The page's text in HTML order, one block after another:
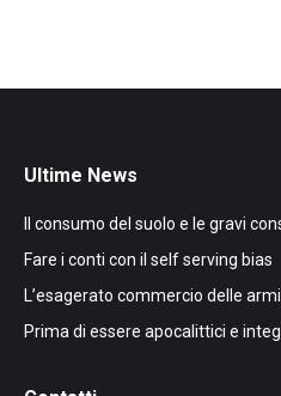
Ultime News
Il consumo del suolo e le gravi
Fare i conti con il self serving bias
L’esagerato commercio delle armi
Prima di essere apocalittici e